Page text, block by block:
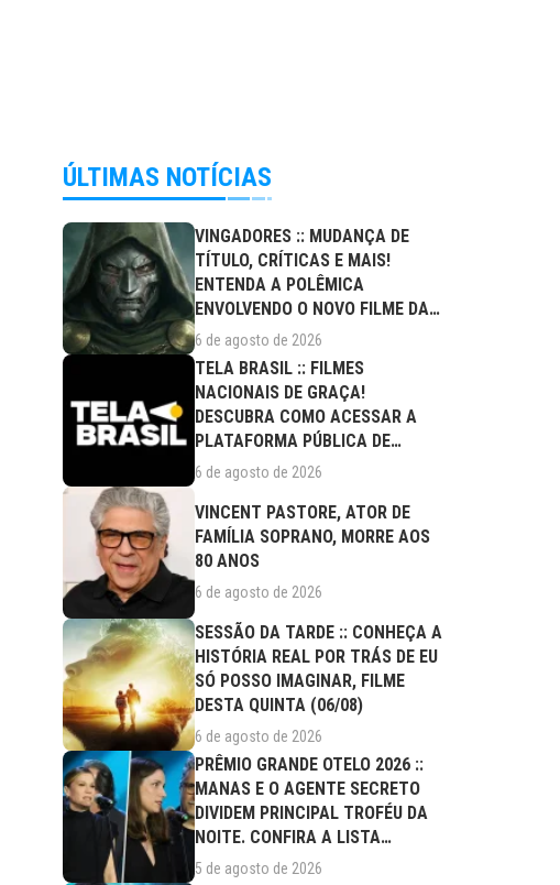
ÚLTIMAS NOTÍCIAS
VINGADORES :: MUDANÇA DE
TÍTULO, CRÍTICAS E MAIS!
ENTENDA A POLÊMICA
ENVOLVENDO O NOVO FILME DA
MARVEL
6 de agosto de 2026
TELA BRASIL :: FILMES
NACIONAIS DE GRAÇA!
DESCUBRA COMO ACESSAR A
PLATAFORMA PÚBLICA DE
STREAMING
6 de agosto de 2026
VINCENT PASTORE, ATOR DE
FAMÍLIA SOPRANO, MORRE AOS
80 ANOS
6 de agosto de 2026
SESSÃO DA TARDE :: CONHEÇA A
HISTÓRIA REAL POR TRÁS DE EU
SÓ POSSO IMAGINAR, FILME
DESTA QUINTA (06/08)
6 de agosto de 2026
PRÊMIO GRANDE OTELO 2026 ::
MANAS E O AGENTE SECRETO
DIVIDEM PRINCIPAL TROFÉU DA
NOITE. CONFIRA A LISTA
COMPLETA DE...
5 de agosto de 2026